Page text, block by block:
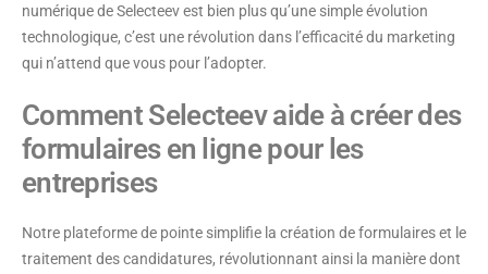
numérique de Selecteev est bien plus qu’une simple évolution
technologique, c’est une révolution dans l’efficacité du marketing
qui n’attend que vous pour l’adopter.
Comment Selecteev aide à créer des
formulaires en ligne pour les
entreprises
Notre plateforme de pointe simplifie la création de formulaires et le
traitement des candidatures, révolutionnant ainsi la manière dont